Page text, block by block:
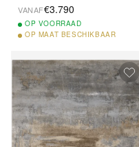
VANAF€3.790
OP VOORRAAD
OP MAAT BESCHIKBAAR